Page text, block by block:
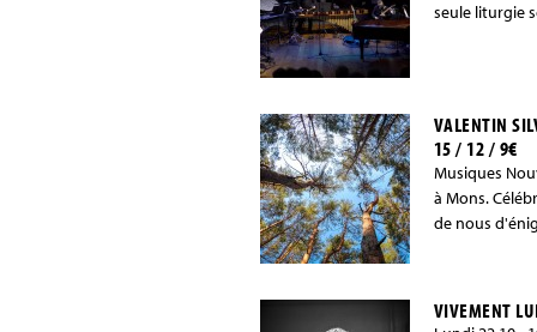
seule liturgie
VALENTIN
15 / 12 / 9€
Musiques
à Mons.
de nous
VIVEMENT